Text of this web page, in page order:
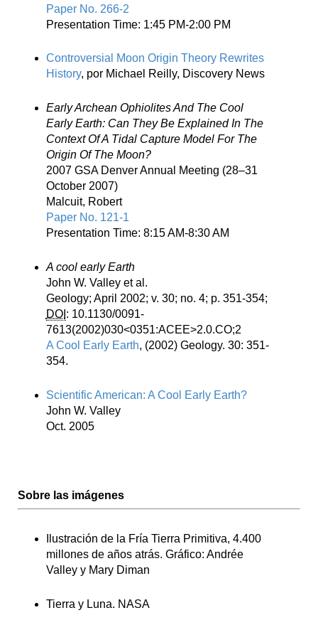
Paper No. 266-2
Presentation Time: 1:45 PM-2:00 PM
Controversial Moon Origin Theory Rewrites
History, por Michael Reilly, Discovery News
Early Archean Ophiolites And The Cool
Early Earth: Can They Be Explained In The
Context Of A Tidal Capture Model For The
Origin Of The Moon?
2007 GSA Denver Annual Meeting (28–31
October 2007)
Malcuit, Robert
Paper No. 121-1
Presentation Time: 8:15 AM-8:30 AM
A cool early Earth
John W. Valley et al.
Geology; April 2002; v. 30; no. 4; p. 351-354;
DOI : 10.1130/0091-
7613(2002)030<0351:ACEE>2.0.CO;2
A Cool Early Earth, (2002) Geology. 30: 351-
354.
Scientific American: A Cool Early Earth?
John W. Valley
Oct. 2005
Sobre las imágenes
Ilustración de la Fría Tierra Primitiva, 4.400
millones de años atrás. Gráfico: Andrée
Valley y Mary Diman
Tierra y Luna. NASA